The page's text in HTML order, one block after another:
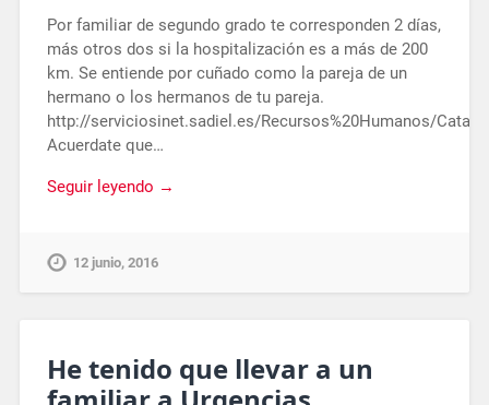
Por familiar de segundo grado te corresponden 2 días,
más otros dos si la hospitalización es a más de 200
km. Se entiende por cuñado como la pareja de un
hermano o los hermanos de tu pareja.
http://serviciosinet.sadiel.es/Recursos%20Humanos/
Acuerdate que…
Seguir leyendo →
12 junio, 2016
He tenido que llevar a un